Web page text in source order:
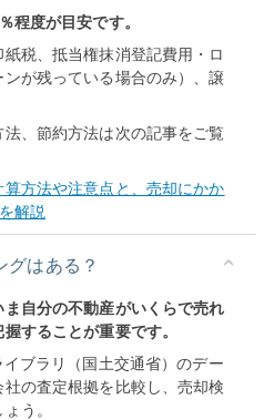
程度が目安です。
税、抵当権抹消登記費用・ロ
が残っている場合のみ）、譲
、節約方法は次の記事をご覧
方法や注意点と、売却にかか
解説
グはある？
自分の不動産がいくらで売れ
することが重要です。
ブラリ（国土交通省）のデー
の査定根拠を比較し、売却検
う。